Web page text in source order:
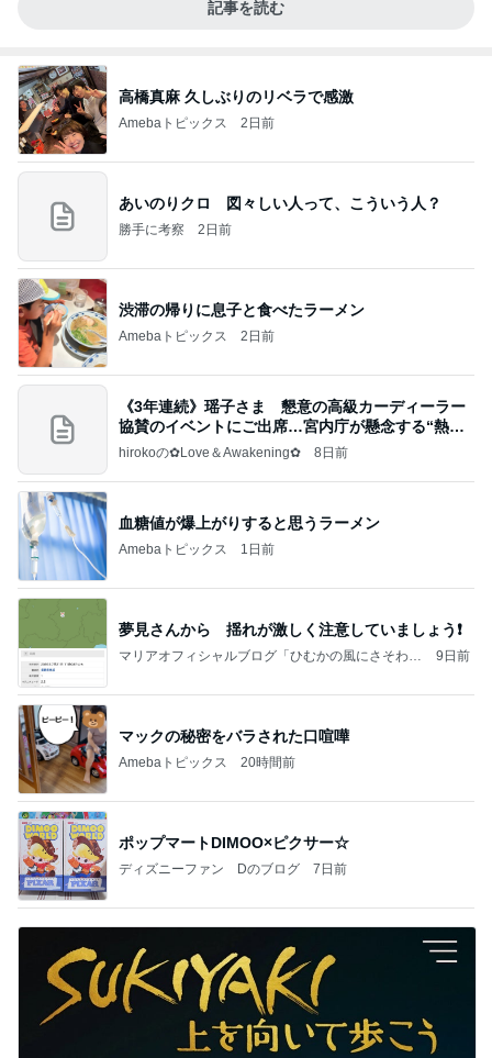
記事を読む
高橋真麻 久しぶりのリベラで感激
Amebaトピックス 2日前
あいのりクロ 図々しい人って、こういう人？
勝手に考察 2日前
渋滞の帰りに息子と食べたラーメン
Amebaトピックス 2日前
《3年連続》瑶子さま 懇意の高級カーディーラー
協賛のイベントにご出席…宮内庁が懸念する“熱心
すぎ
hirokoの✿Love＆Awakening✿ 8日前
血糖値が爆上がりすると思うラーメン
Amebaトピックス 1日前
夢見さんから 揺れが激しく注意していましょう❗️
マリアオフィシャルブログ「ひむかの風にさそわれ
9日前
マックの秘密をバラされた口喧嘩
Amebaトピックス 20時間前
ポップマートDIMOO×ピクサー☆
ディズニーファン Dのブログ 7日前